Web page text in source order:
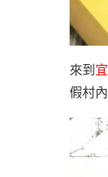
來到
假村